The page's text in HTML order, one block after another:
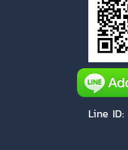
Line ID: